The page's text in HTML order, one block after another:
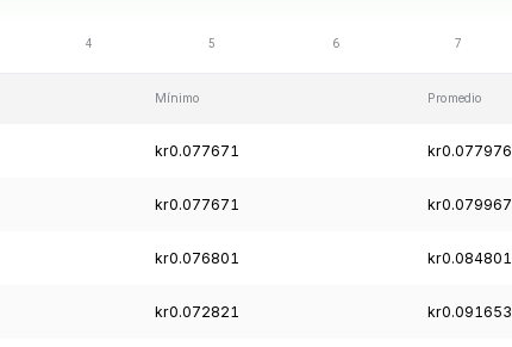
Mínimo Promedio
kr0.077671 kr0.077976
kr0.077671 kr0.079967
kr0.076801 kr0.084801
kr0.072821 kr0.091653